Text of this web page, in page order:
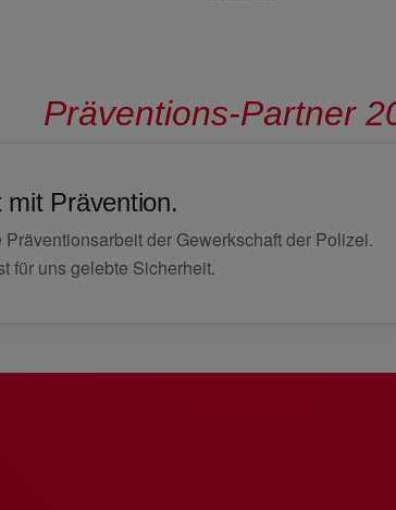
Präventions-Partner
Prävention.
der Gewerkschaft der Polizei.
für uns gelebte Sicherheit.